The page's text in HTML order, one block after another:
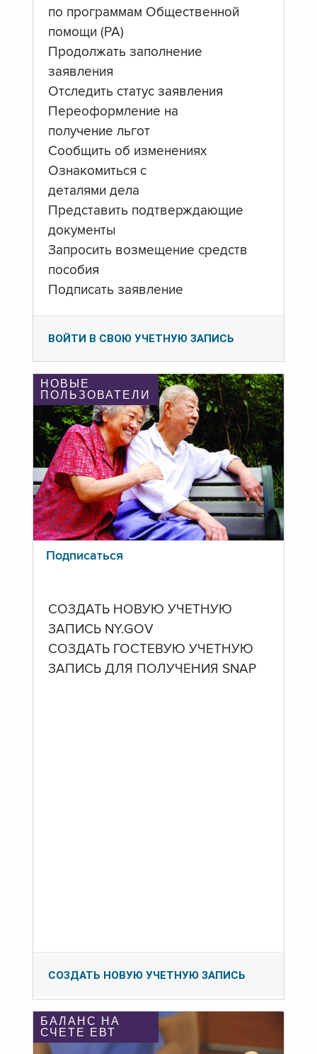
по программам Общественной
помощи (PA)
Продолжать заполнение
заявления
Отследить статус заявления
Переоформление на
получение льгот
Сообщить об изменениях
Ознакомиться с
деталями дела
Представить подтверждающие
документы
Запросить возмещение средств
пособия
Подписать заявление
ВОЙТИ В СВОЮ УЧЕТНУЮ ЗАПИСЬ
НОВЫЕ
ПОЛЬЗОВАТЕЛИ
Подписаться
СОЗДАТЬ НОВУЮ УЧЕТНУЮ
ЗАПИСЬ NY.GOV
СОЗДАТЬ ГОСТЕВУЮ УЧЕТНУЮ
ЗАПИСЬ ДЛЯ ПОЛУЧЕНИЯ SNAP
СОЗДАТЬ НОВУЮ УЧЕТНУЮ ЗАПИСЬ
БАЛАНС НА
СЧЕТЕ ЕВТ